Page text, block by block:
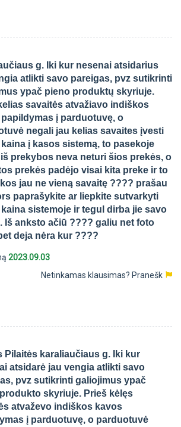
g. Iki kur nesenai atsidarius
atlikti savo pareigas, pvz sutikrinti
ypač pieno produktų skyriuje.
savaitės atvažiavo indiškos
papildymas į parduotuvę, o
negali jau kelias savaites įvesti
kaina į kasos sistemą, to pasekoje
prekybos neva neturi šios prekės, o
prekės padėjo visai kita preke ir to
jau ne vieną savaitę ???? prašau
paprašykite ar liepkite sutvarkyti
kaina sistemoje ir tegul dirba jie savo
Iš anksto ačiū ???? galiu net foto
deja nėra kur ????
2023.09.03
Netinkamas klausimas? Pranešk
Pilaitės karaliaučiaus g. Iki kur
atsidarė jau vengia atlikti savo
pvz sutikrinti galiojimus ypač
skyriuje. Prieš kėlęs
atvaževo indiškos kavos
į parduotuvę, o parduotuvė